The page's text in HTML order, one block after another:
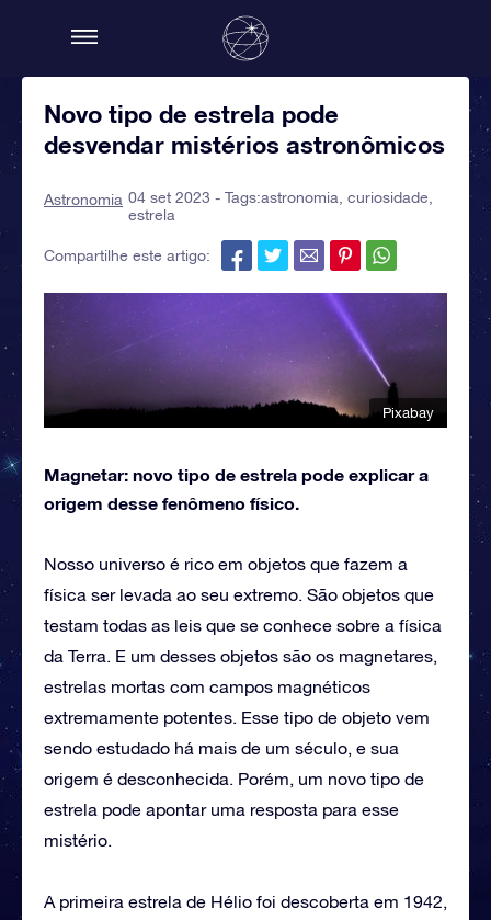
Novo tipo de estrela pode
desvendar mistérios astronômicos
Astronomia 04 set 2023 - Tags:astronomia curiosidade
estrela
Compartilhe este artigo:
Pixabay
Magnetar: novo tipo de estrela pode explicar a
origem desse fenômeno físico.
Nosso universo é rico em objetos que fazem a
física ser levada ao seu extremo. São objetos que
testam todas as leis que se conhece sobre a física
da Terra. E um desses objetos são os magnetares,
estrelas mortas com campos magnéticos
extremamente potentes. Esse tipo de objeto vem
sendo estudado há mais de um século, e sua
origem é desconhecida. Porém, um novo tipo de
estrela pode apontar uma resposta para esse
mistério.
A primeira estrela de Hélio foi descoberta em 1942,